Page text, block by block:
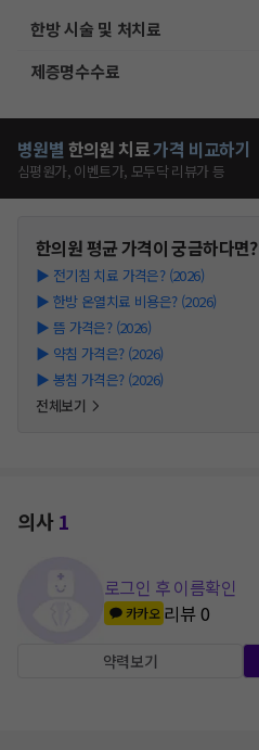
한방 시술 및 처치료
제증명수수료
병원별 한의원 치료가격 비교하기
심평원가, 이벤트가, 모두닥 리뷰가 등
한의원평균 가격이 궁금하다면?
▶ 전기침 치료 가격은? (2026)
▶ 한방 온열치료 비용은? (2026)
▶ 뜸 가격은? (2026)
▶ 약침 가격은? (2026)
▶ 봉침 가격은? (2026)
전체보기
의사1
로그인 후 이름확인
카카오 리뷰0
약력보기